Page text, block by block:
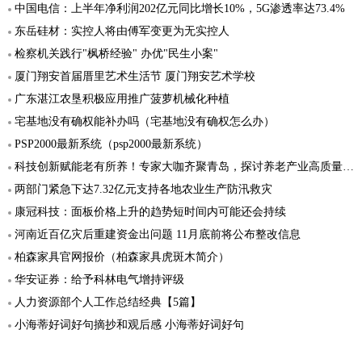
中国电信：上半年净利润202亿元同比增长10%，5G渗透率达73.4%
东岳硅材：实控人将由傅军变更为无实控人
检察机关践行"枫桥经验" 办优"民生小案"
厦门翔安首届厝里艺术生活节 厦门翔安艺术学校
广东湛江农垦积极应用推广菠萝机械化种植
宅基地没有确权能补办吗（宅基地没有确权怎么办）
PSP2000最新系统（psp2000最新系统）
科技创新赋能老有所养！专家大咖齐聚青岛，探讨养老产业高质量发展“突破口”
两部门紧急下达7.32亿元支持各地农业生产防汛救灾
康冠科技：面板价格上升的趋势短时间内可能还会持续
河南近百亿灾后重建资金出问题 11月底前将公布整改信息
柏森家具官网报价（柏森家具虎斑木简介）
华安证券：给予科林电气增持评级
人力资源部个人工作总结经典【5篇】
小海蒂好词好句摘抄和观后感 小海蒂好词好句